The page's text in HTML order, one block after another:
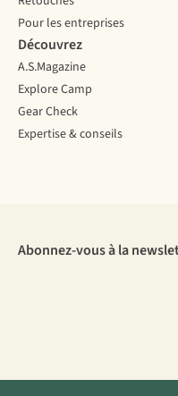
Pour les entreprises
Découvrez
A.S.Magazine
Explore Camp
Gear Check
Expertise & conseils
Abonnez-vous à la